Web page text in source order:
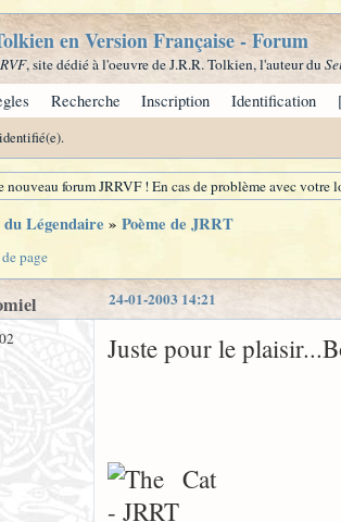
en Version Française - Forum
, site dédié à l'oeuvre de J.R.R. Tolkien, l'auteur du
Recherche Inscription Identification
nouveau forum JRRVF ! En cas de problème avec
Légendaire » Poème de JRRT
page
24-01-2003 14:21
Juste pour le